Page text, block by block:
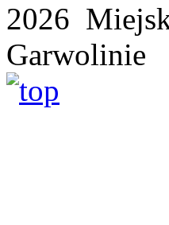
2026
Garwolinie